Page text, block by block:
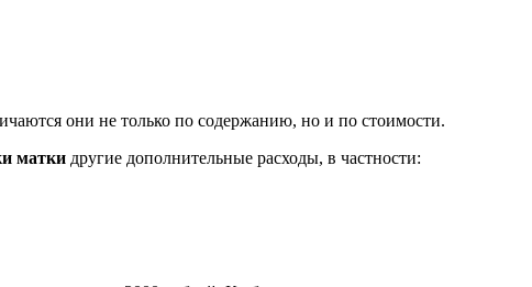
они не только по содержанию, но и по стоимости.
матки другие дополнительные расходы, в частности: